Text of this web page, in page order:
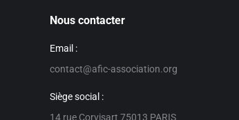
Nous contacter
Email :
contact@afic-association.org
Siège social :
14 rue Corvisart 75013 PARIS